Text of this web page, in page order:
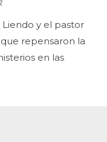
y el pastor
repensaron la
en las